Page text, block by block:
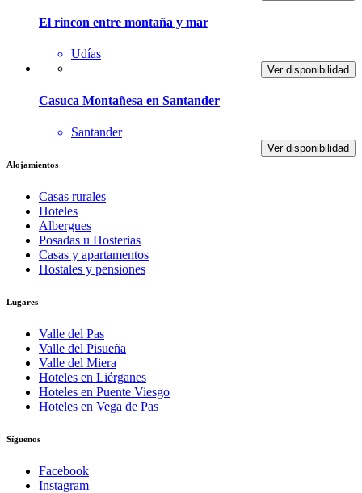
El rincon entre montaña y mar
Udías
Ver disponibilidad
Casuca Montañesa en Santander
Santander
Ver disponibilidad
Alojamientos
Casas rurales
Hoteles
Albergues
Posadas u Hosterias
Casas y apartamentos
Hostales y pensiones
Lugares
Valle del Pas
Valle del Pisueña
Valle del Miera
Hoteles en Liérganes
Hoteles en Puente Viesgo
Hoteles en Vega de Pas
Síguenos
Facebook
Instagram